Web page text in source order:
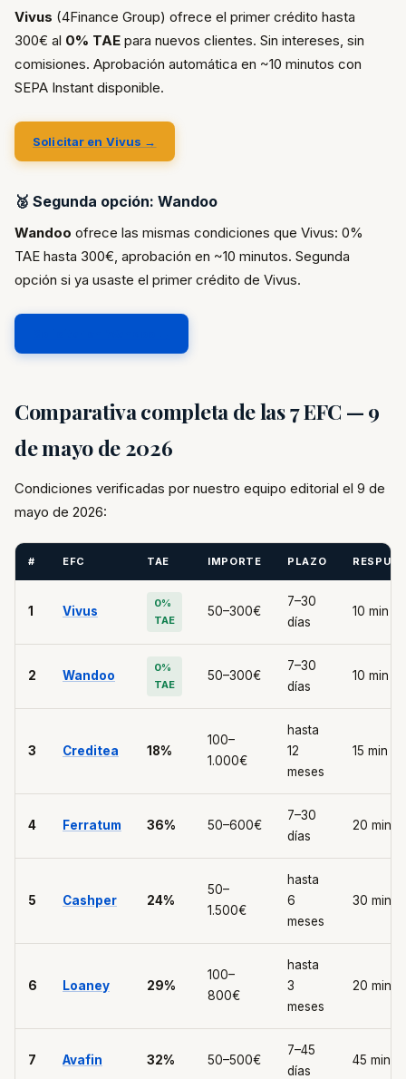
Vivus (4Finance Group) ofrece el primer crédito hasta
300€ al 0% TAE para nuevos clientes. Sin intereses, sin
comisiones. Aprobación automática en ~10 minutos con
SEPA Instant disponible.
Solicitar en Vivus →
🥈 Segunda opción: Wandoo
Wandoo ofrece las mismas condiciones que Vivus: 0%
TAE hasta 300€, aprobación en ~10 minutos. Segunda
opción si ya usaste el primer crédito de Vivus.
Comparativa completa de las 7 EFC — 9
de mayo de 2026
Condiciones verificadas por nuestro equipo editorial el 9 de
mayo de 2026:
# EFC TAE IMPORTE PLAZO
1 Vivus
0%
TAE
50–300€
7–30
días
10 min
2 Wandoo
0%
TAE
50–300€
7–30
días
10 min
3 Creditea 18%
100–
1.000€
hasta
12
meses
15 min
4 Ferratum 36% 50–600€
7–30
días
20 min
5 Cashper 24%
50–
1.500€
hasta
6
meses
30 min
6 Loaney 29%
100–
800€
hasta
3
meses
20 min
7 Avafin 32% 50–500€
7–45
días
45 min